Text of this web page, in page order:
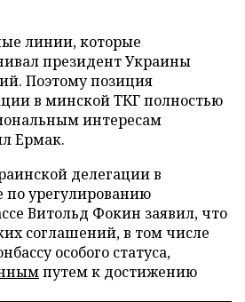
линии, которые
президент Украины
Поэтому позиция
в минской ТКГ полностью
интересам
Ермак.
делегации в
по урегулированию
Витольд Фокин заявил, что
соглашений, в том числе
особого статуса,
путем к достижению